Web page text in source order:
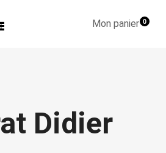
Mon panier0
Didier